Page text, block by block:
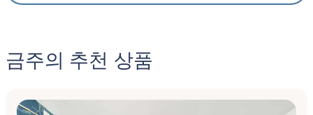
금주의 추천 상품